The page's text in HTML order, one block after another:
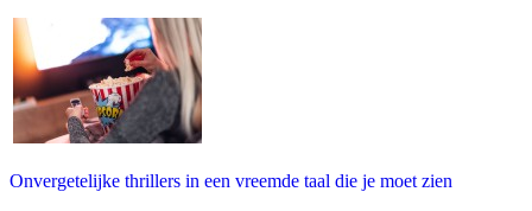
Onvergetelijke thrillers in een vreemde taal die je moet zien